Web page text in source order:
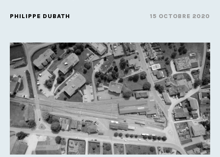
PHILIPPE DUBATH 15 OCTOBRE 2020